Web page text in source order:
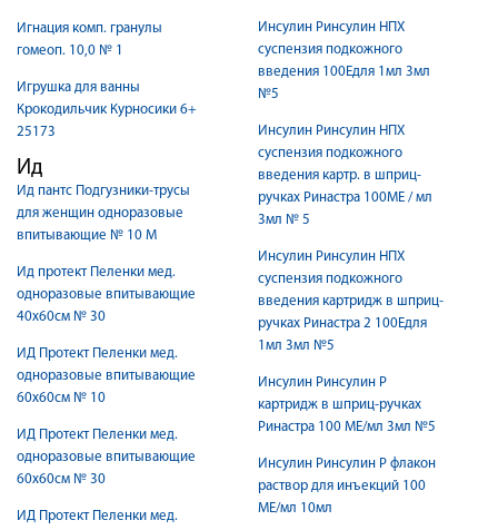
Игнация комп. гранулы
гомеоп. 10,0 № 1
Игрушка для ванны
Крокодильчик Курносики 6+
25173
Ид
Ид пантс Подгузники-трусы
для женщин одноразовые
впитывающие № 10 М
Ид протект Пеленки мед.
одноразовые впитывающие
40x60см № 30
ИД Протект Пеленки мед.
одноразовые впитывающие
60x60см № 10
ИД Протект Пеленки мед.
одноразовые впитывающие
60x60см № 30
ИД Протект Пеленки мед.
Инсулин Ринсулин НПХ
суспензия подкожного
введения 100Едля 1мл 3мл
№5
Инсулин Ринсулин НПХ
суспензия подкожного
введения картр. в шприц-
ручках Ринастра 100МЕ / мл
3мл № 5
Инсулин Ринсулин НПХ
суспензия подкожного
введения картридж в шприц-
ручках Ринастра 2 100Едля
1мл 3мл №5
Инсулин Ринсулин Р
картридж в шприц-ручках
Ринастра 100 МЕ/мл 3мл №5
Инсулин Ринсулин Р флакон
раствор для инъекций 100
МЕ/мл 10мл